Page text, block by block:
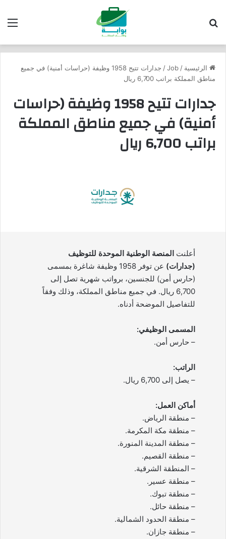
الرئيسية /
Job
/
جدارات تتيح 1958 وظيفة (حراسات أمنية) في جميع
مناطق المملكة براتب 6,700 ريال
جدارات تتيح 1958 وظيفة (حراسات
أمنية) في جميع مناطق المملكة
براتب 6,700 ريال
أعلنت المنصة الوطنية الموحدة للتوظيف
(جدارات)
عن توفر 1958 وظيفة شاغرة بمسمى
(حارس أمن) للجنسين، برواتب شهرية تصل إلى
6,700 ريال. في جميع مناطق المملكة، وذلك وفقاً
للتفاصيل الموضحة أدناه.
المسمى الوظيفي:
– حارس أمن.
الراتب:
– يصل إلى 6,700 ريال.
أماكن العمل:
– منطقة الرياض.
– منطقة مكة المكرمة.
– منطقة المدينة المنورة.
– منطقة القصيم.
– المنطقة الشرقية.
– منطقة عسير.
– منطقة تبوك.
– منطقة حائل.
– منطقة الحدود الشمالية.
– منطقة جازان.